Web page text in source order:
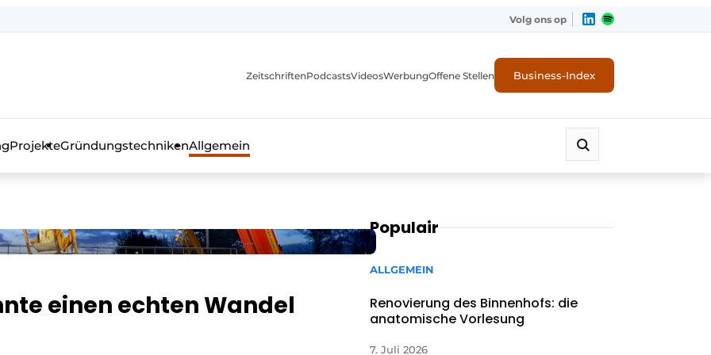
Fachmagazin für die Beton- und Stahlbauindustrie
Volg ons op
ZeitschriftenPodcastsVideosWerbungOffene Stellen Business-Index
ProjekteGründungstechnikenAllgemein
einen echten Wandel
Populair
ALLGEMEIN
Renovierung des Binnenhofs: die
anatomische Vorlesung
7. Juli 2026